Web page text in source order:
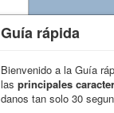
Guía rápida
Bienvenido a la Guía
las principales
danos tan solo 30